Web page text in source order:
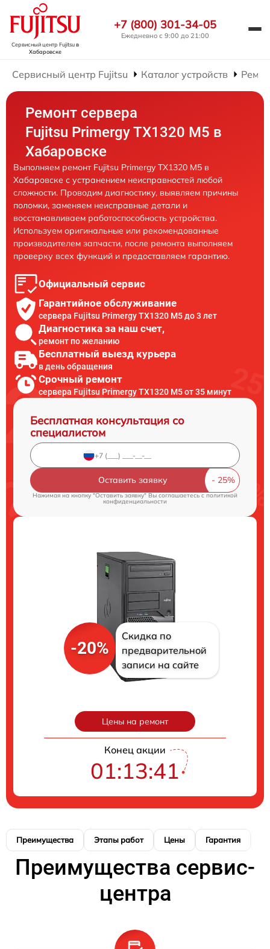
Сервисный центр Fujitsuв
Хабаровске
+7 (800) 301-34-05
Ежедневно с 9:00 до 21:00
Сервисный центр Fujitsu Каталог устройств
Ремонт сервера
Fujitsu Primergy TX1320 M5 в
Хабаровске
Выполняем ремонт Fujitsu Primergy TX1320 M5 в
Хабаровске с устранением неисправностей любой
сложности. Проводим диагностику, выявляем причины
поломки, заменяем неисправные детали и
восстанавливаем работоспособность устройства.
Используем оригинальные или рекомендованные
производителем запчасти, после ремонта выполняем
проверку всех функций и предоставляем гарантию.
Официальный сервис
Гарантийное обслуживание
сервера Fujitsu Primergy TX1320 M5 до 3 лет
Диагностика за наш счет,
ремонт по желанию
Бесплатный выезд курьера
в день обращения
Срочный ремонт
сервера Fujitsu Primergy TX1320 M5 от 35 минут
Бесплатная консультация со
специалистом
Оставить заявку
Нажимая на кнопку "Оставить заявку" Вы соглашаетесь cполитикой
конфиденциальности
-20%
Скидка по
предварительной
записи на сайте
Цены на ремонт
Конец акции
01:13:40
Преимущества Этапы работ Цены Гарантия
Преимущества сервис-
центра